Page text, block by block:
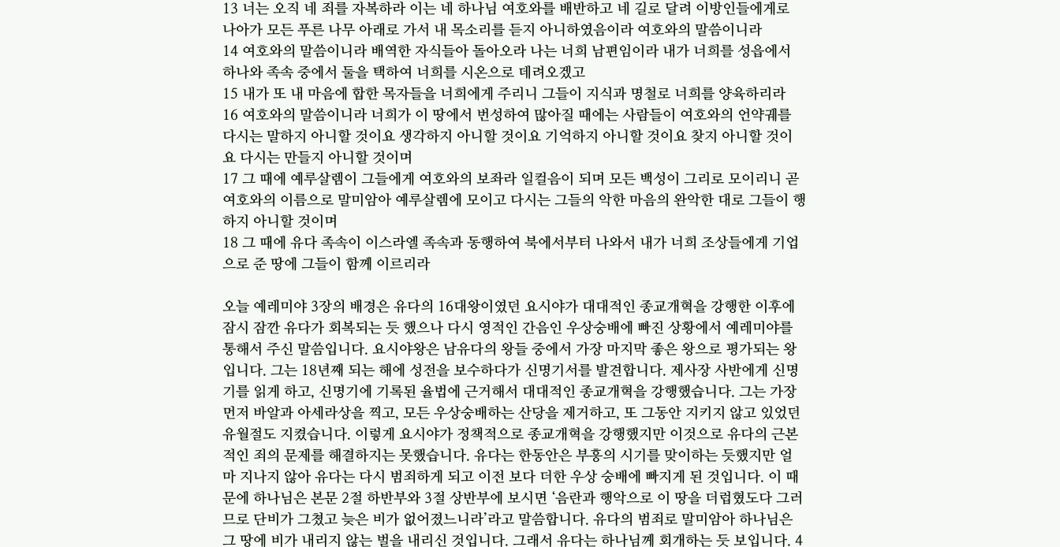
13 너는 오직 네 죄를 자복하라 이는 네 하나님 여호와를 배반하고 네 길로 달려 이방인들에게로
나아가 모든 푸른 나무 아래로 가서 내 목소리를 듣지 아니하였음이라 여호와의 말씀이니라
14 여호와의 말씀이니라 배역한 자식들아 돌아오라 나는 너희 남편임이라 내가 너희를 성읍에서
하나와 족속 중에서 둘을 택하여 너희를 시온으로 데려오겠고
15 내가 또 내 마음에 합한 목자들을 너희에게 주리니 그들이 지식과 명철로 너희를 양육하리라
16 여호와의 말씀이니라 너희가 이 땅에서 번성하여 많아질 때에는 사람들이 여호와의 언약궤를
다시는 말하지 아니할 것이요 생각하지 아니할 것이요 기억하지 아니할 것이요 찾지 아니할 것이
요 다시는 만들지 아니할 것이며
17 그 때에 예루살렘이 그들에게 여호와의 보좌라 일컬음이 되며 모든 백성이 그리로 모이리니 곧
여호와의 이름으로 말미암아 예루살렘에 모이고 다시는 그들의 악한 마음의 완악한 대로 그들이 행
하지 아니할 것이며
18 그 때에 유다 족속이 이스라엘 족속과 동행하여 북에서부터 나와서 내가 너희 조상들에게 기업
으로 준 땅에 그들이 함께 이르리라
오늘 예레미야 3장의 배경은 유다의 16대왕이였던 요시야가 대대적인 종교개혁을 강행한 이후에
잠시 잠깐 유다가 회복되는 듯 했으나 다시 영적인 간음인 우상숭배에 빠진 상황에서 예레미야를
통해서 주신 말씀입니다. 요시야왕은 남유다의 왕들 중에서 가장 마지막 좋은 왕으로 평가되는 왕
입니다. 그는 18년째 되는 해에 성전을 보수하다가 신명기서를 발견합니다. 제사장 사반에게 신명
기를 읽게 하고, 신명기에 기록된 율법에 근거해서 대대적인 종교개혁을 강행했습니다. 그는 가장
먼저 바알과 아세라상을 찍고, 모든 우상숭배하는 산당을 제거하고, 또 그동안 지키지 않고 있었던
유월절도 지켰습니다. 이렇게 요시야가 정책적으로 종교개혁을 강행했지만 이것으로 유다의 근본
적인 죄의 문제를 해결하지는 못했습니다. 유다는 한동안은 부흥의 시기를 맞이하는 듯했지만 얼
마 지나지 않아 유다는 다시 범죄하게 되고 이전 보다 더한 우상 숭배에 빠지게 된 것입니다. 이 때
문에 하나님은 본문 2절 하반부와 3절 상반부에 보시면 ‘음란과 행악으로 이 땅을 더럽혔도다 그러
므로 단비가 그쳤고 늦은 비가 없어졌느니라’라고 말씀합니다. 유다의 범죄로 말미암아 하나님은
그 땅에 비가 내리지 않는 벌을 내리신 것입니다. 그래서 유다는 하나님께 회개하는 듯 보입니다. 4